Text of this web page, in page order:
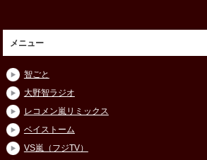
メニュー
智ごと
大野智ラジオ
レコメン嵐リミックス
ベイストーム
VS嵐（フジTV）